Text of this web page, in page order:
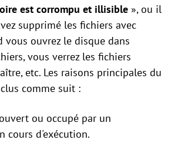
est corrompu et illisible », ou il
supprimé les fichiers avec
vous ouvrez le disque dans
vous verrez les fichiers
etc. Les raisons principales du
comme suit :
ou occupé par un
cours d'exécution.